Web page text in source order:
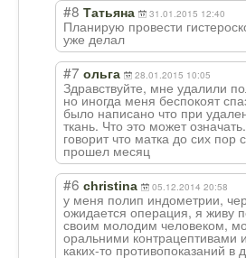
#8 Татьяна 31.01.2015 12:40
Планирую провести
уже делал
#7 ольга 28.01.2015 10:05
Здравствуйте, мне удалили
но иногда меня беспокоят
было написано что при
ткань. Что это может
говорит что матка до сих пор
прошел месяц
#6 christina 05.12.2014 20:58
у меня полип индометрии,
ожидается операция, я живу
своим молодим человеком,
оральними контрацептивами
каких-то противопоказаний в